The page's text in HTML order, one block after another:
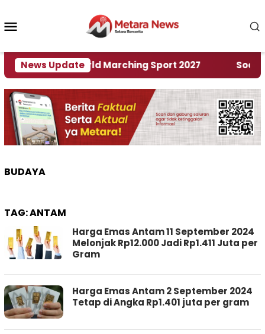
konten
News Update
Rumah World Marching Sport 2027 ‎Soal
BUDAYA
TAG:ANTAM
Harga Emas Antam 11 September 2024
Melonjak Rp12.000 Jadi Rp1.411 Juta per
Gram
Harga Emas Antam 2 September 2024
Tetap di Angka Rp1.401 juta per gram